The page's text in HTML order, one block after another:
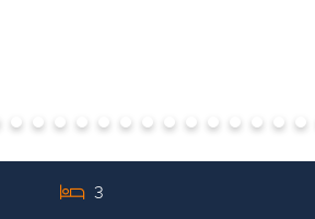
3